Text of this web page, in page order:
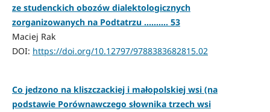
ze studenckich obozów dialektologicznych
zorganizowanych na Podtatrzu .......... 53
Maciej Rak
DOI: https://doi.org/10.12797/9788383682815.02
Co jedzono na kliszczackiej i małopolskiej wsi (na
podstawie Porównawczego słownika trzech wsi